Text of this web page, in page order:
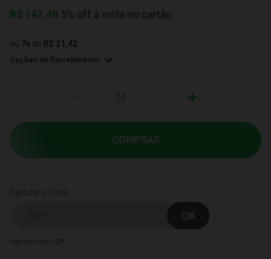
R$ 142,49 5% off à vista no cartão
ou 7x de R$ 21,42
Opções de Parcelamento:
+
COMPRAR
Não sei meu CEP